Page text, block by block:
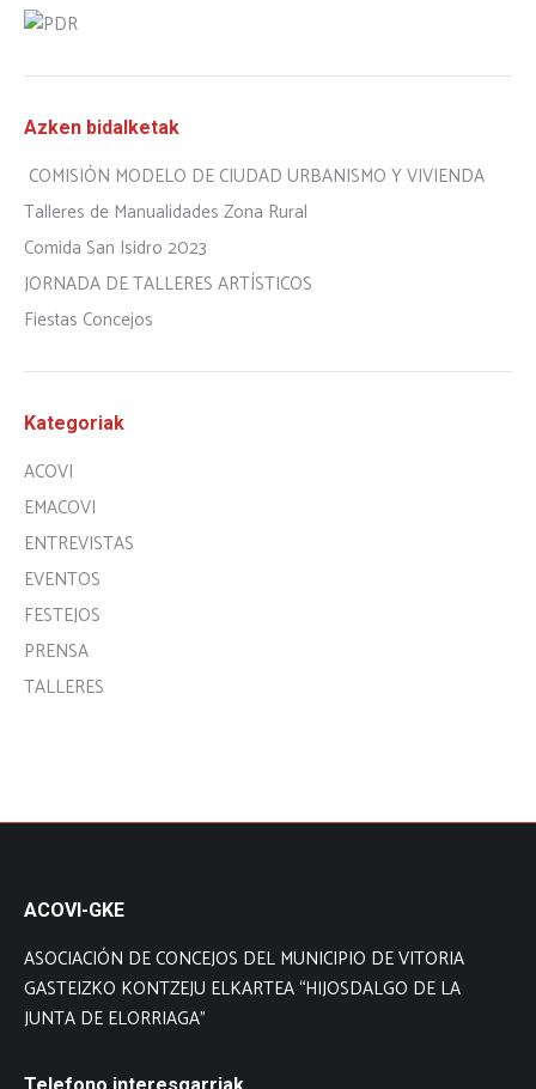
Azken bidalketak
COMISIÓN MODELO DE CIUDAD URBANISMO Y VIVIENDA
Talleres de Manualidades Zona Rural
Comida San Isidro 2023
JORNADA DE TALLERES ARTÍSTICOS
Fiestas Concejos
Kategoriak
ACOVI
EMACOVI
ENTREVISTAS
EVENTOS
FESTEJOS
PRENSA
TALLERES
ACOVI-GKE
ASOCIACIÓN DE CONCEJOS DEL MUNICIPIO DE VITORIA
GASTEIZKO KONTZEJU ELKARTEA “HIJOSDALGO DE LA
JUNTA DE ELORRIAGA”